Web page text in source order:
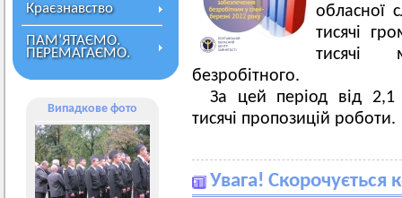
Краєзнавство
ПАМ’ЯТАЄМО.
ПЕРЕМАГАЄМО.
Випадкове фото
обласної
тисячі
тисячі
безробітного.
За цей період від 2,1
тисячі пропозицій роботи.
Увага! Скорочується